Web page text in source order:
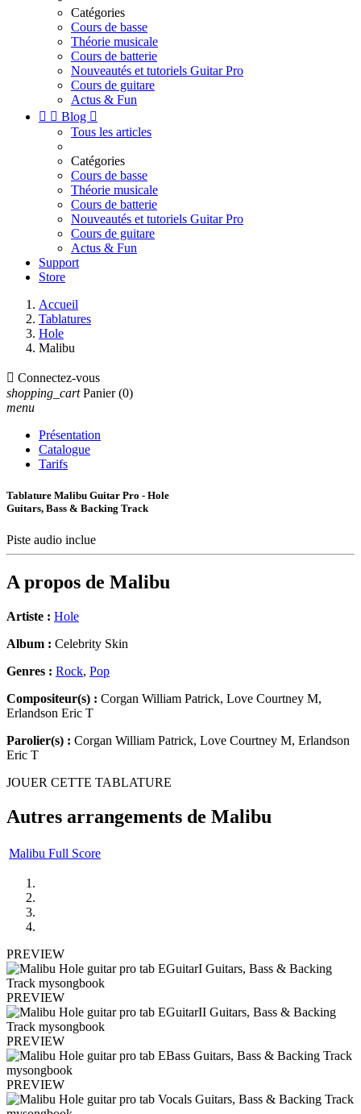
Catégories
Cours de basse
Théorie musicale
Cours de batterie
Nouveautés et tutoriels Guitar Pro
Cours de guitare
Actus & Fun
  Blog 
Tous les articles
Catégories
Cours de basse
Théorie musicale
Cours de batterie
Nouveautés et tutoriels Guitar Pro
Cours de guitare
Actus & Fun
Support
Store
Accueil
Tablatures
Hole
Malibu
 Connectez-vous
shopping_cart Panier (0)
menu
Présentation
Catalogue
Tarifs
Tablature Malibu Guitar Pro - Hole
Guitars, Bass & Backing Track
Piste audio inclue
A propos de Malibu
Artiste : Hole
Album : Celebrity Skin
Genres : Rock, Pop
Compositeur(s) : Corgan William Patrick, Love Courtney M,
Erlandson Eric T
Parolier(s) : Corgan William Patrick, Love Courtney M, Erlandson
Eric T
JOUER CETTE TABLATURE
Autres arrangements de Malibu
Malibu Full Score
PREVIEW
PREVIEW
PREVIEW
PREVIEW